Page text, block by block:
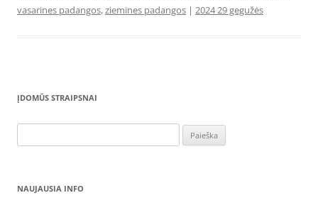
vasarines padangos,ziemines padangos | 2024 29 gegužės
ĮDOMŪS STRAIPSNAI
NAUJAUSIA INFO